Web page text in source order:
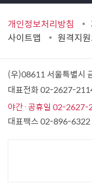
개인정보처리방침
사이트맵
원격지
(우)08611 서울특별시
대표전화 02-2627-
야간·공휴일 02-2627-
대표팩스 02-896-6322